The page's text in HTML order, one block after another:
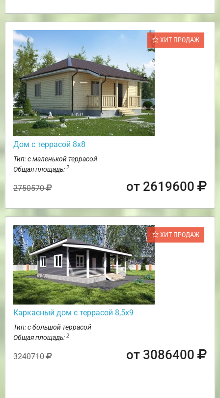
ХИТ ПРОДАЖ
Дом с террасой 8х8
Тип: с маленькой террасой
Общая площадь: 2
2750570 от 2619600
ХИТ ПРОДАЖ
Каркасный дом с террасой 8,5х9
Тип: с большой террасой
Общая площадь: 2
3240710 от 3086400